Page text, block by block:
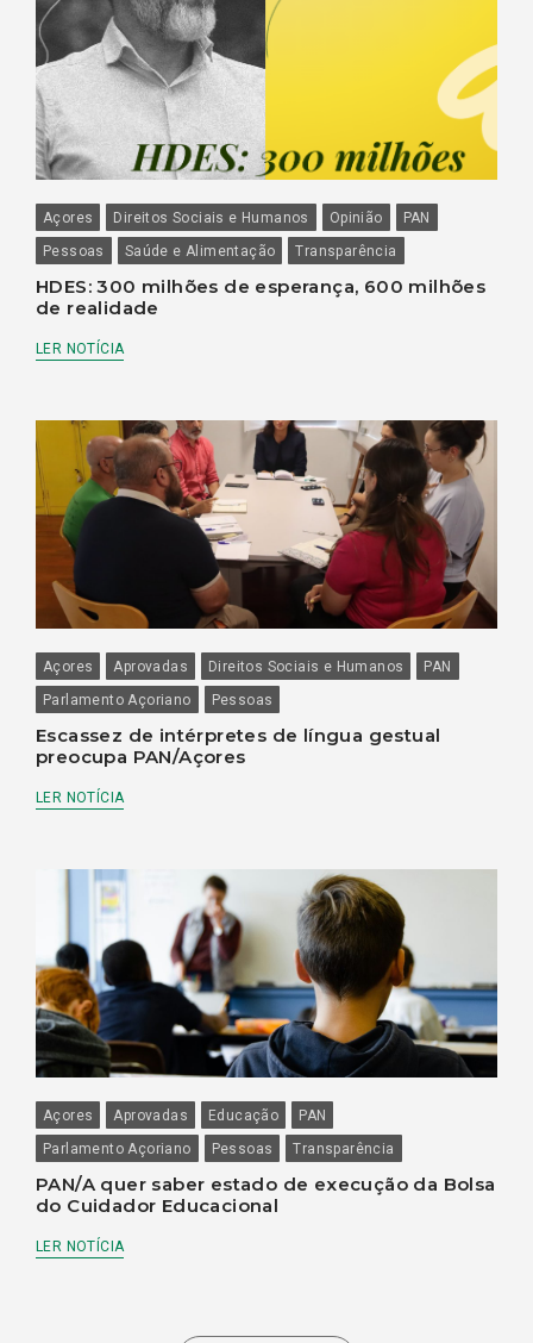
Açores Direitos Sociais e Humanos Opinião
PAN
Pessoas
Saúde e Alimentação Transparência
HDES: 300 milhões de esperança, 600 milhões
de realidade
LER NOTÍCIA
Açores Aprovadas Direitos Sociais e Humanos
PAN
Parlamento Açoriano
Pessoas
Escassez de intérpretes de língua gestual
preocupa PAN/Açores
LER NOTÍCIA
Açores Aprovadas Educação
PAN
Parlamento Açoriano
Pessoas Transparência
PAN/A quer saber estado de execução da Bolsa
do Cuidador Educacional
LER NOTÍCIA